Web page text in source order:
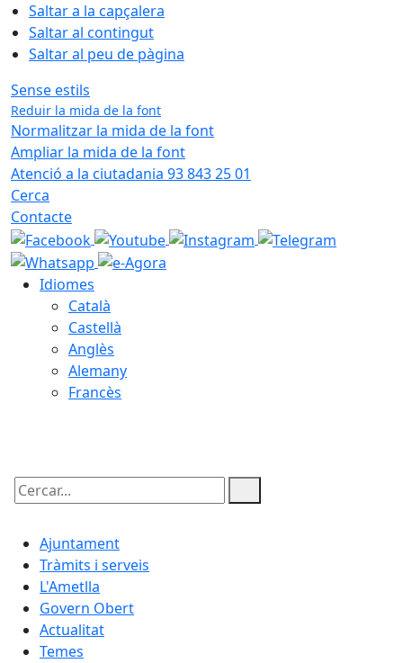
Saltar a la capçalera
Saltar al contingut
Saltar al peu de pàgina
Sense estils
Reduir la mida de la font
Normalitzar la mida de la font
Ampliar la mida de la font
Atenció a la ciutadania 93 843 25 01
Cerca
Contacte
Idiomes
Català
Castellà
Anglès
Alemany
Francès
Cercar:
Ajuntament
Tràmits i serveis
L'Ametlla
Govern Obert
Actualitat
Temes